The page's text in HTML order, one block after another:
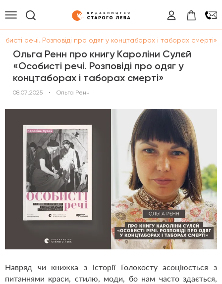
речі. Розповіді про одяг у концтаборах і таборах смерті»
Ольга Ренн про книгу Кароліни Сулєй
«Особисті речі. Розповіді про одяг у
концтаборах і таборах смерті»
08.07.2025 • Ольга Ренн
Навряд чи книжка з історії Голокосту асоціюється з
питаннями краси, стилю, моди, бо нам часто здається,